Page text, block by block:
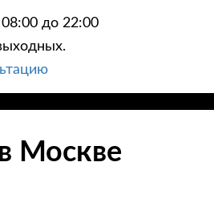
до 22:00
Москве